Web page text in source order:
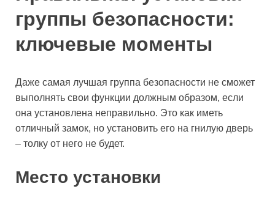
группы безопасности:
ключевые моменты
Даже самая лучшая группа безопасности не сможет
выполнять свои функции должным образом, если
она установлена неправильно. Это как иметь
отличный замок, но установить его на гнилую дверь
– толку от него не будет.
Место установки